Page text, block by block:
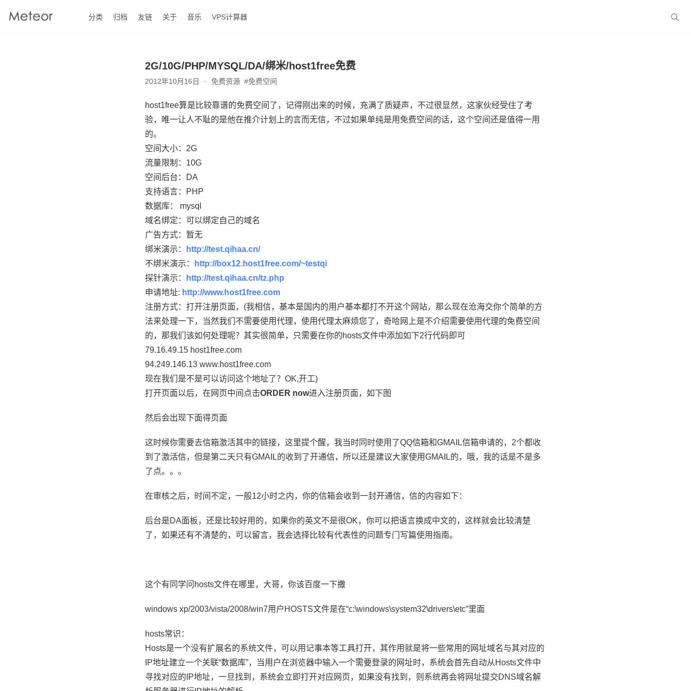
Meteor's
分类 归档 友链 关于 音乐 VPS计算器
2G/10G/PHP/MYSQL/DA/绑米/host1free免费
2012年10月16日 免费资源 #免费空间
host1free算是比较靠谱的免费空间了，记得刚出来的时候，充满了质疑声，不过很显然，这家伙经受住了考
验，唯一让人不耻的是他在推介计划上的言而无信，不过如果单纯是用免费空间的话，这个空间还是值得一用
的。
空间大小：2G
流量限制：10G
空间后台：DA
支持语言：PHP
数据库： mysql
域名绑定：可以绑定自己的域名
广告方式：暂无
绑米演示：
http://test.qihaa.cn/
不绑米演示：
http://box12.host1free.com/~testqi
探针演示：
http://test.qihaa.cn/tz.php
申请地址: http://www.host1free.com
注册方式：打开注册页面，(我相信，基本是国内的用户基本都打不开这个网站，那么现在沧海交你个简单的方
法来处理一下，当然我们不需要使用代理，使用代理太麻烦您了，奇哈网上是不介绍需要使用代理的免费空间
的，那我们该如何处理呢？其实很简单，只需要在你的hosts文件中添加如下2行代码即可
79.16.49.15 host1free.com
94.249.146.13 www.host1free.com
现在我们是不是可以访问这个地址了？OK,开工)
打开页面以后，在网页中间点击ORDER now进入注册页面，如下图
然后会出现下面得页面
这时候你需要去信箱激活其中的链接，这里提个醒，我当时同时使用了QQ信箱和GMAIL信箱申请的，2个都收
到了激活信，但是第二天只有GMAIL的收到了开通信，所以还是建议大家使用GMAIL的，哦，我的话是不是多
了点。。。
在审核之后，时间不定，一般12小时之内，你的信箱会收到一封开通信，信的内容如下：
后台是DA面板，还是比较好用的，如果你的英文不是很OK，你可以把语言换成中文的，这样就会比较清楚
了，如果还有不清楚的，可以留言，我会选择比较有代表性的问题专门写篇使用指南。
这个有同学问hosts文件在哪里，大哥，你该百度一下撒
windows xp/2003/vista/2008/win7用户HOSTS文件是在“c:\windows\system32\drivers\etc”里面
hosts常识：
Hosts是一个没有扩展名的系统文件，可以用记事本等工具打开，其作用就是将一些常用的网址域名与其对应的
IP地址建立一个关联“数据库”，当用户在浏览器中输入一个需要登录的网址时，系统会首先自动从Hosts文件中
寻找对应的IP地址，一旦找到，系统会立即打开对应网页，如果没有找到，则系统再会将网址提交DNS域名解